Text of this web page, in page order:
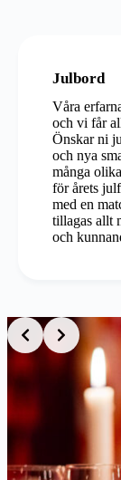
Julbord
Våra
och vi får
Önskar ni
och nya
många
för årets
med en
tillagas allt
och